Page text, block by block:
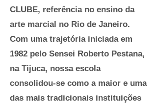
CLUBE, referência no ensino da
arte marcial no Rio de Janeiro.
Com uma trajetória iniciada em
1982 pelo Sensei Roberto Pestana,
na Tijuca, nossa escola
consolidou-se como a maior e uma
das mais tradicionais instituições